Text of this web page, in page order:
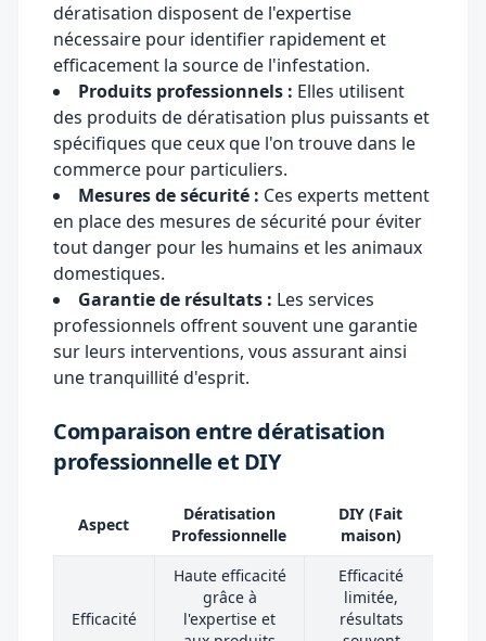
dératisation disposent de l'expertise
nécessaire pour identifier rapidement et
efficacement la source de l'infestation.
Produits professionnels : Elles utilisent
des produits de dératisation plus puissants et
spécifiques que ceux que l'on trouve dans le
commerce pour particuliers.
Mesures de sécurité : Ces experts mettent
en place des mesures de sécurité pour éviter
tout danger pour les humains et les animaux
domestiques.
Garantie de résultats : Les services
professionnels offrent souvent une garantie
sur leurs interventions, vous assurant ainsi
une tranquillité d'esprit.
Comparaison entre dératisation
professionnelle et DIY
Aspect
Dératisation
Professionnelle
DIY (Fait
maison)
Efficacité
Haute efficacité
grâce à
l'expertise et
Efficacité
limitée,
résultats